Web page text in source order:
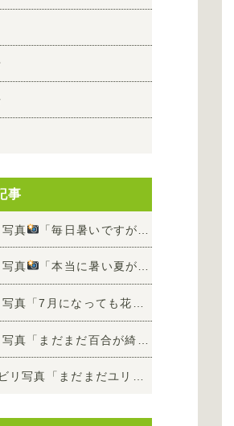
事
写真 「毎日暑いですが、リハビリ頑張って頂けています
写真 「本当に暑い夏が来ました